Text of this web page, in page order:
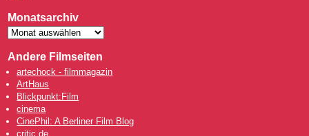
Monatsarchiv
Andere Filmseiten
artechock - filmmagazin
ArtHaus
Blickpunkt:Film
cinema
CinePhil: A Berliner Film Blog
critic.de